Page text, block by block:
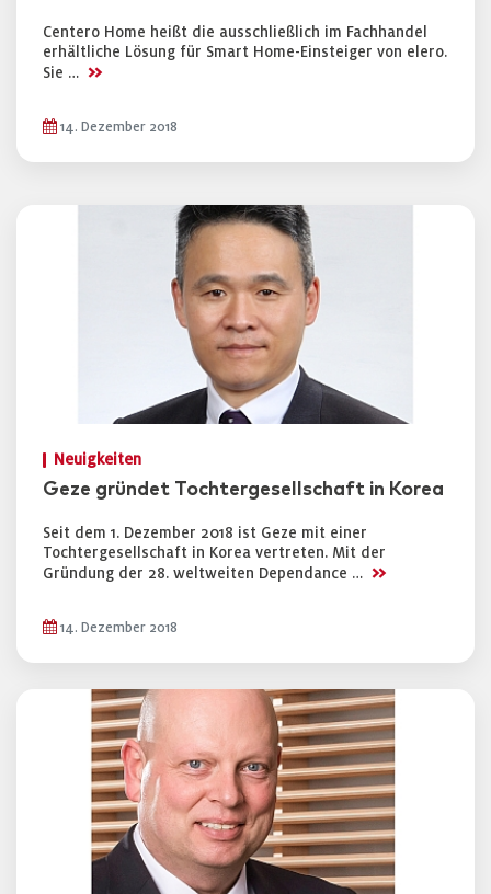
Centero Home heißt die ausschließlich im Fachhandel
erhältliche Lösung für Smart Home-Einsteiger von elero.
Sie … >>
14. Dezember 2018
Neuigkeiten
Geze gründet Tochtergesellschaft in Korea
Seit dem 1. Dezember 2018 ist Geze mit einer
Tochtergesellschaft in Korea vertreten. Mit der
Gründung der 28. weltweiten Dependance … >>
14. Dezember 2018